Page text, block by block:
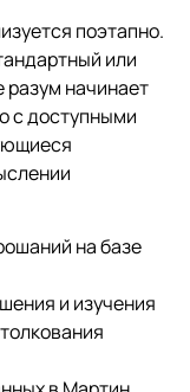
поэтапно.
или
начинает
с доступными
на базе
и изучения